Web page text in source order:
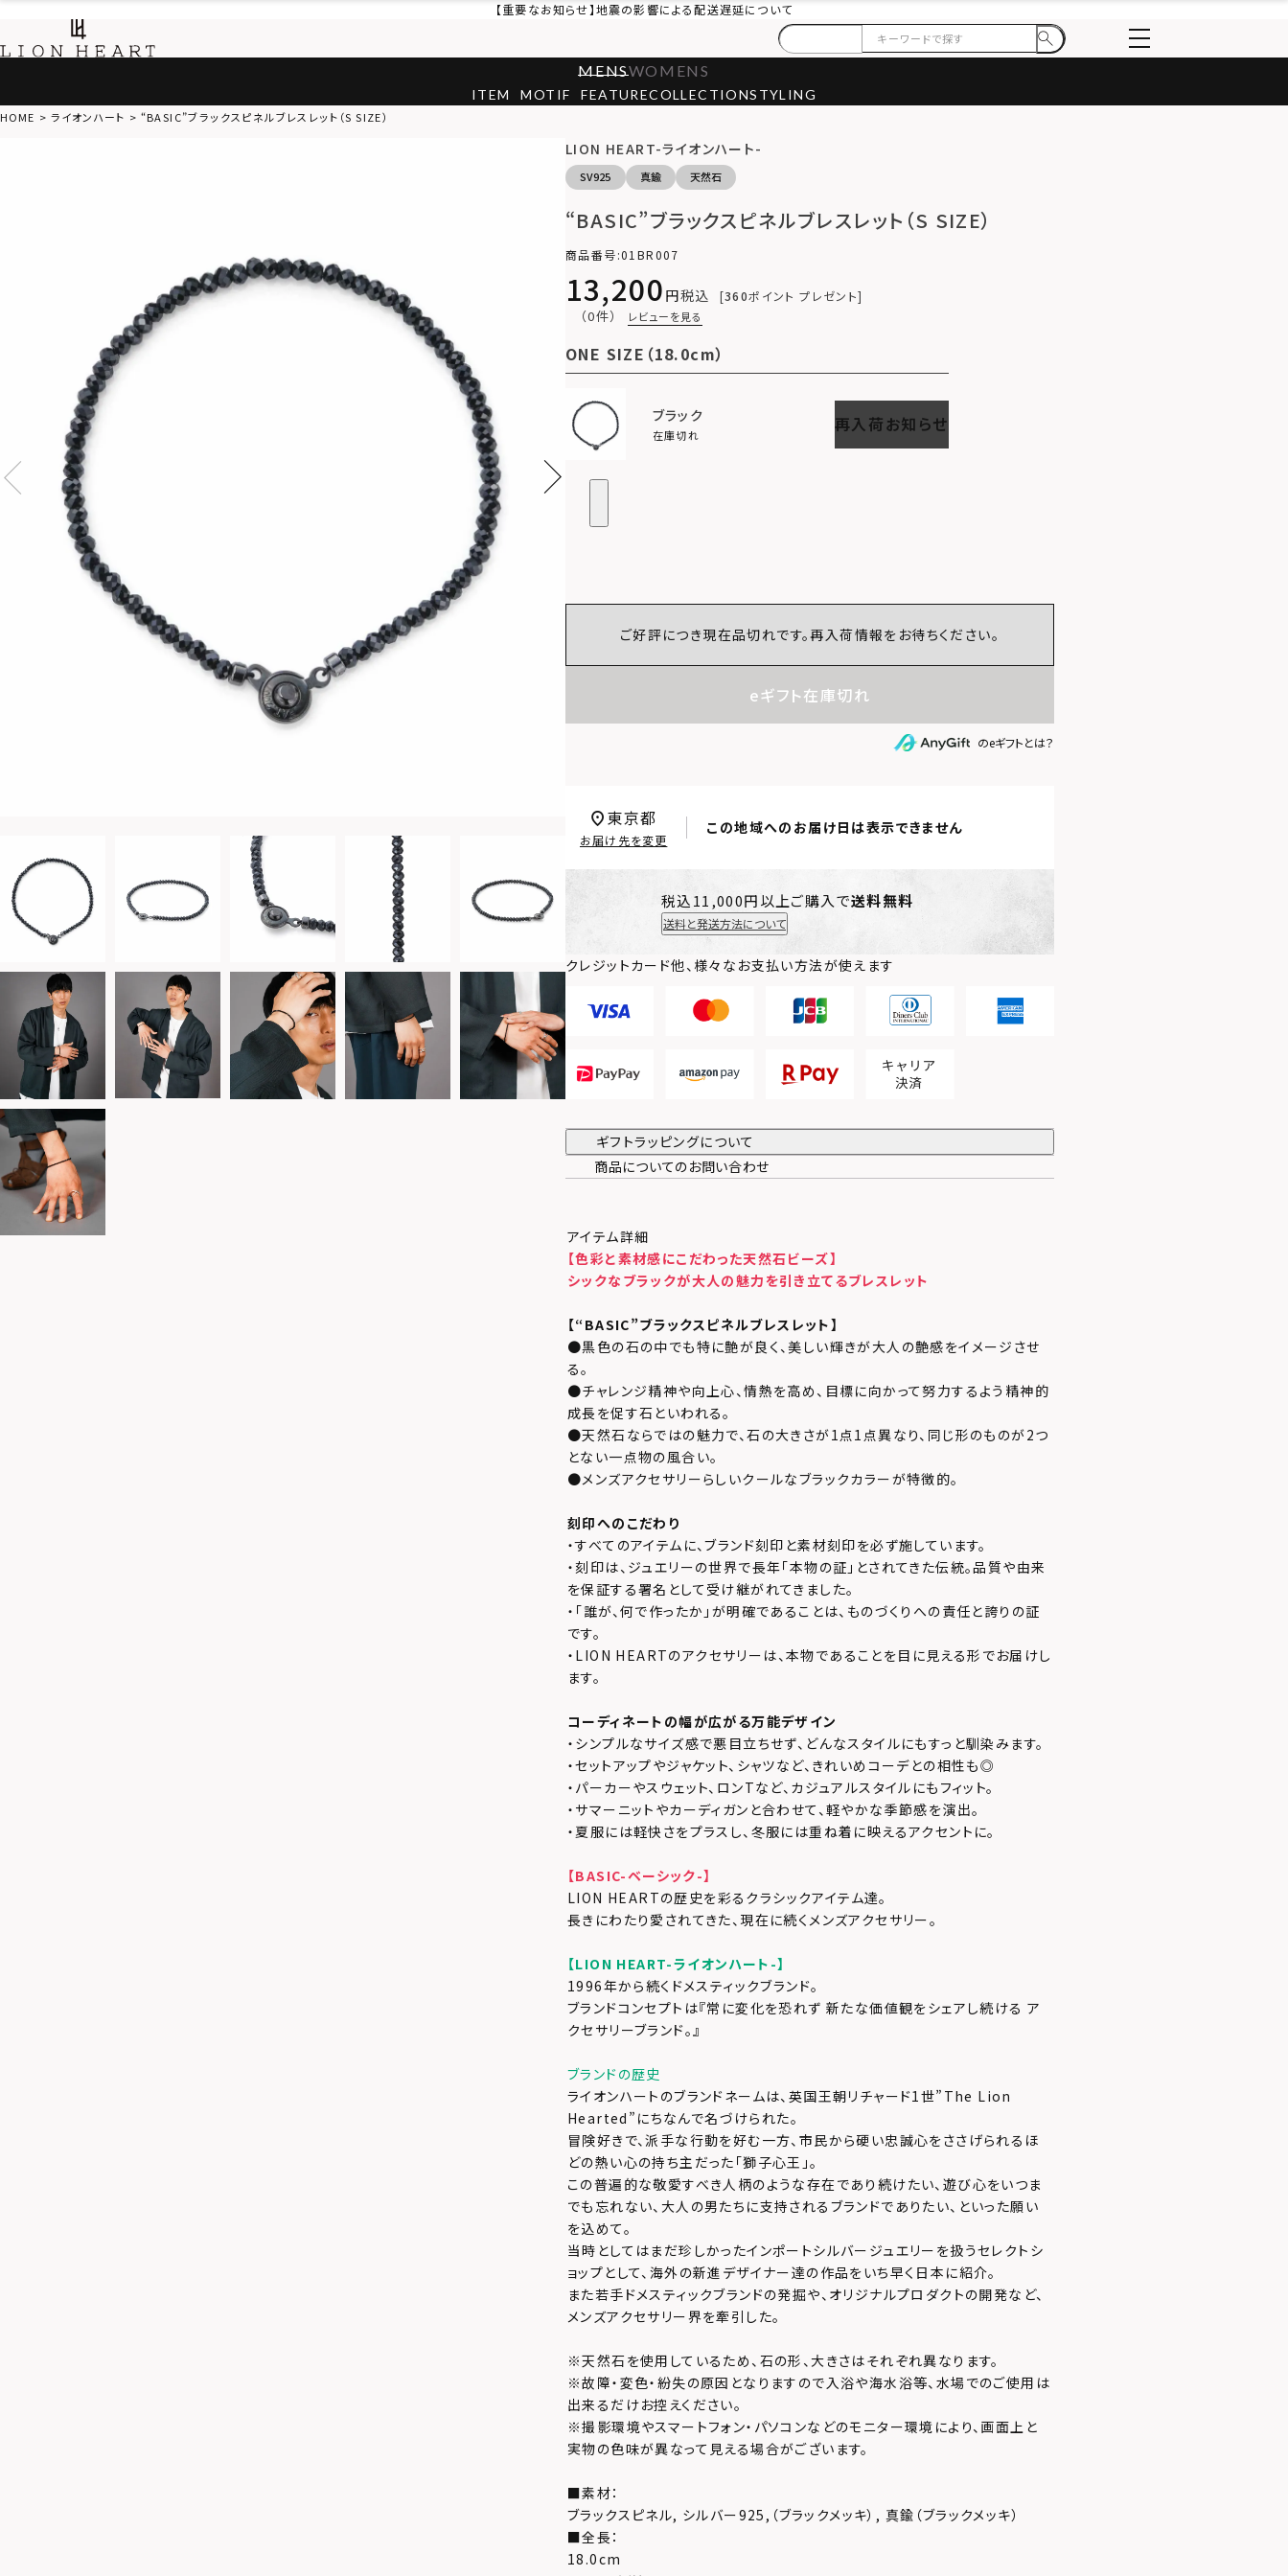
【重要なお知らせ】地震の影響による配送遅延について
MENSWOMENS
ITEM MOTIF FEATURECOLLECTIONSTYLING
HOME ライオンハート “BASIC”ブラックスピネルブレスレット（S SIZE）
LION HEART-ライオンハート-
SV925 真鍮 天然石
“BASIC”ブラックスピネルブレスレット（S SIZE）
商品番号 01BR007
13,200 税込 360ポイント プレゼント
（0件） レビューを見る
ONE SIZE（18.0cm）
ブラック
在庫切れ 再入荷お知らせ
ご好評につき現在品切れです。再入荷情報をお待ちください。
eギフト在庫切れ
のeギフトとは？
この地域へのお届け日は表示できません
東京都
お届け先を変更
税込11,000円以上ご購入で送料無料
送料と発送方法について
クレジットカード他、様々なお支払い方法が使えます
ギフトラッピングについて
商品についてのお問い合わせ
アイテム詳細
【色彩と素材感にこだわった天然石ビーズ】
シックなブラックが大人の魅力を引き立てるブレスレット
【“BASIC”ブラックスピネルブレスレット】
●黒色の石の中でも特に艶が良く、美しい輝きが大人の艶感をイメージさせ
る。
●チャレンジ精神や向上心、情熱を高め、目標に向かって努力するよう精神的
成長を促す石といわれる。
●天然石ならではの魅力で、石の大きさが1点1点異なり、同じ形のものが2つ
とない一点物の風合い。
●メンズアクセサリーらしいクールなブラックカラーが特徴的。
刻印へのこだわり
・すべてのアイテムに、ブランド刻印と素材刻印を必ず施しています。
・刻印は、ジュエリーの世界で長年「本物の証」とされてきた伝統。品質や由来
を保証する署名として受け継がれてきました。
・「誰が、何で作ったか」が明確であることは、ものづくりへの責任と誇りの証
です。
・LION HEARTのアクセサリーは、本物であることを目に見える形でお届けし
ます。
コーディネートの幅が広がる万能デザイン
・シンプルなサイズ感で悪目立ちせず、どんなスタイルにもすっと馴染みます。
・セットアップやジャケット、シャツなど、きれいめコーデとの相性も◎
・パーカーやスウェット、ロンTなど、カジュアルスタイルにもフィット。
・サマーニットやカーディガンと合わせて、軽やかな季節感を演出。
・夏服には軽快さをプラスし、冬服には重ね着に映えるアクセントに。
【BASIC-ベーシック-】
LION HEARTの歴史を彩るクラシックアイテム達。
長きにわたり愛されてきた、現在に続くメンズアクセサリー。
【LION HEART-ライオンハート-】
1996年から続くドメスティックブランド。
ブランドコンセプトは『常に変化を恐れず 新たな価値観をシェアし続ける ア
クセサリーブランド。』
ブランドの歴史
ライオンハートのブランドネームは、英国王朝リチャード1世”The Lion
Hearted”にちなんで名づけられた。
冒険好きで、派手な行動を好む一方、市民から硬い忠誠心をささげられるほ
どの熱い心の持ち主だった「獅子心王」。
この普遍的な敬愛すべき人柄のような存在であり続けたい、遊び心をいつま
でも忘れない、大人の男たちに支持されるブランドでありたい、といった願い
を込めて。
当時としてはまだ珍しかったインポートシルバージュエリーを扱うセレクトシ
ョップとして、海外の新進デザイナー達の作品をいち早く日本に紹介。
また若手ドメスティックブランドの発掘や、オリジナルプロダクトの開発など、
メンズアクセサリー界を牽引した。
※天然石を使用しているため、石の形、大きさはそれぞれ異なります。
※故障・変色・紛失の原因となりますので入浴や海水浴等、水場でのご使用は
出来るだけお控えください。
※撮影環境やスマートフォン・パソコンなどのモニター環境により、画面上と
実物の色味が異なって見える場合がございます。
■素材：
ブラックスピネル, シルバー925,（ブラックメッキ）, 真鍮（ブラックメッキ）
■全長：
18.0cm